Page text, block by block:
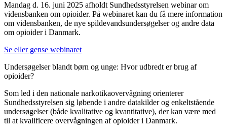
Mandag d. 16. juni 2025 afholdt Sundhedsstyrelsen webinar om
vidensbanken om opioider. På webinaret kan du få mere information
om vidensbanken, de nye spildevandsundersøgelser og andre data
om opioider i Danmark.
Se eller gense webinaret
Undersøgelser blandt børn og unge: Hvor udbredt er brug af
opioider?
Som led i den nationale narkotikaovervågning orienterer
Sundhedsstyrelsen sig løbende i andre datakilder og enkeltstående
undersøgelser (både kvalitative og kvantitative), der kan være med
til at kvalificere overvågningen af opioider i Danmark.